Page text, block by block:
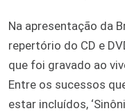
Na apresentação da
repertório do CD e
que foi gravado ao
Entre os sucessos
estar incluídos,